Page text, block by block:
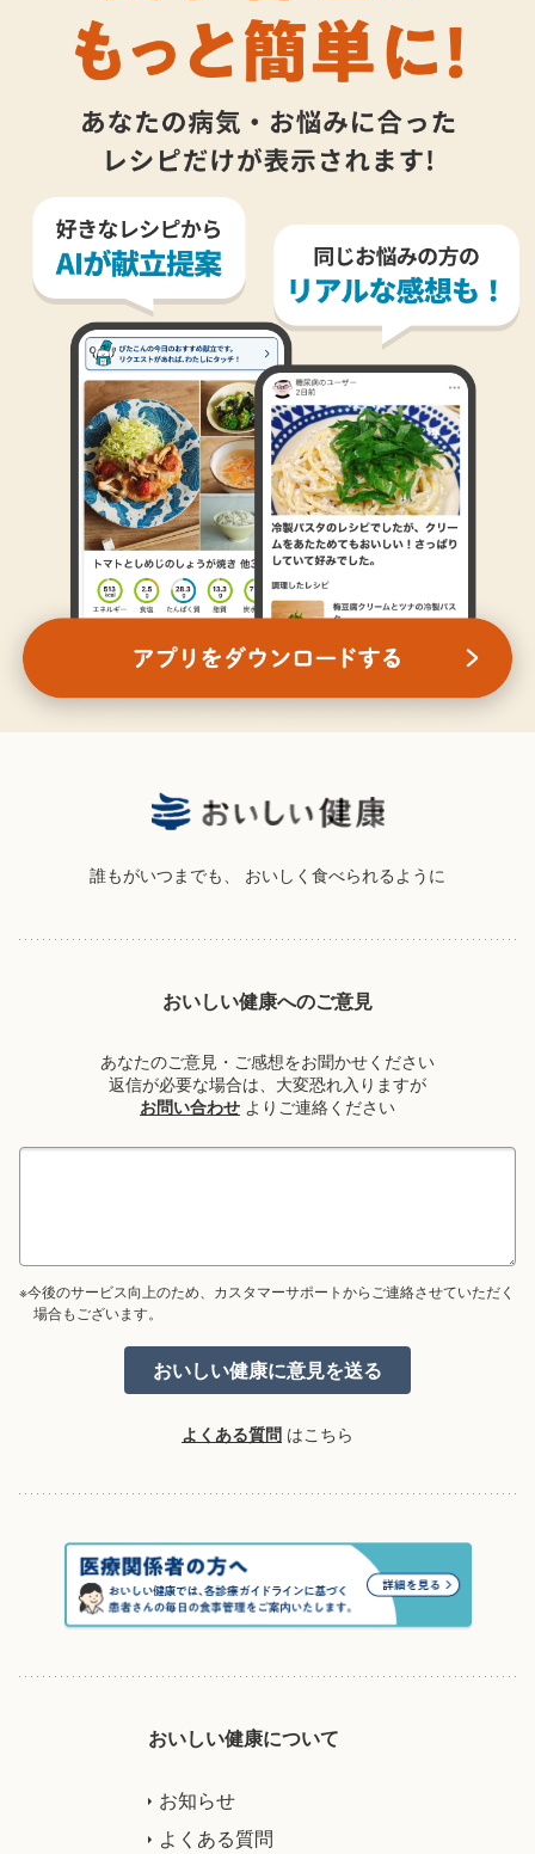
誰もがいつまでも、 おいしく食べられるように
おいしい健康へのご意見
あなたのご意見・ご感想をお聞かせください
返信が必要な場合は、大変恐れ入りますが
お問い合わせ よりご連絡ください
※今後のサービス向上のため、カスタマーサポートからご連絡させていただく
場合もございます。
よくある質問 はこちら
おいしい健康について
お知らせ
よくある質問